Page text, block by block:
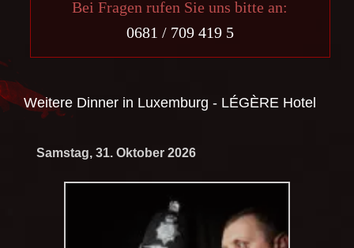
Bei Fragen rufen Sie uns bitte an:
0681 / 709 419 5
Weitere Dinner in Luxemburg - LÉGÈRE Hotel
Samstag, 31. Oktober 2026